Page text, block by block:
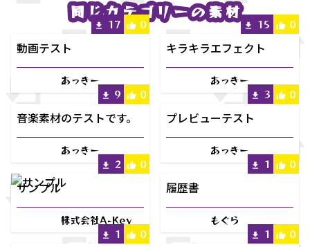
同じカテゴリーの素材
同じカテゴリーの素材
17 0
動画テスト
あっきー
15 0
キラキラエフェクト
あっきー
9
0
音楽素材のテストです。
あっきー
3 0
プレビューテスト
あっきー
2
0
サンプル
株式会社A-Key
1 0
履歴書
もぐら
1
0 1 0